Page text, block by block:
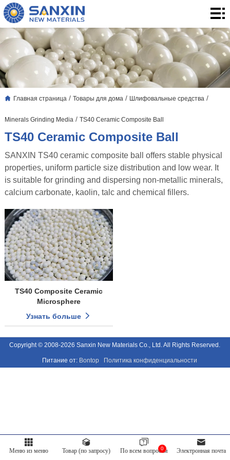
Главная
страница
Товары
для
дома
3.
Применение
Блог
Главная страница / Товары для дома / Шлифовальные средства /
Minerals Grinding Media / TS40 Ceramic Composite Ball
TS40 Ceramic Composite Ball
SANXIN TS40 ceramic composite ball offers stable physical
properties, uniform particle size distribution and low wear. It
is suitable for grinding and dispersing non-metallic minerals,
calcium carbonate, kaolin, talc and chemical fillers.
TS40 Composite Ceramic
Microsphere
Узнать больше
Copyright © 2008-2026 Sanxin New Materials Co., Ltd. All Rights Reserved.
Питание от: Bontop Политика конфиденциальности
Меню из меню Товар (по запросу) 0
По всем вопросам Электронная почта